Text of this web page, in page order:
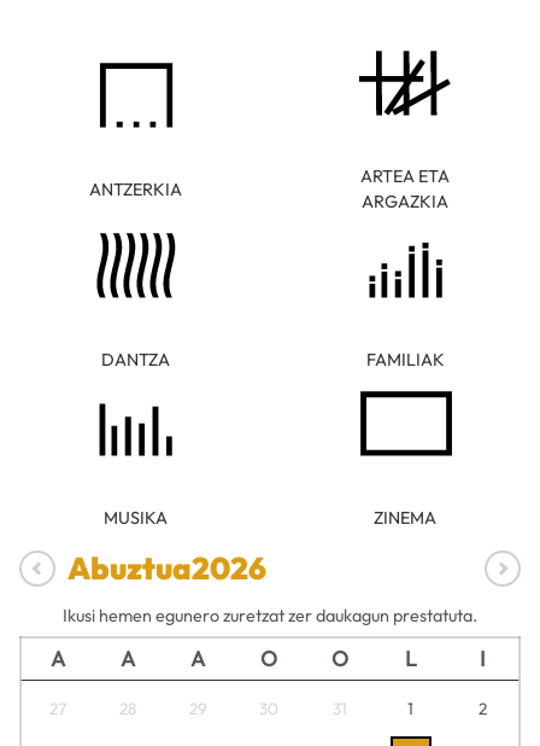
ANTZERKIA
ARTEA ETA
ARGAZKIA
DANTZA FAMILIAK
MUSIKA ZINEMA
Abuztua2026
Ikusi hemen egunero zuretzat zer daukagun prestatuta.
A A A O O L I
27 28 29 30 31 1 2